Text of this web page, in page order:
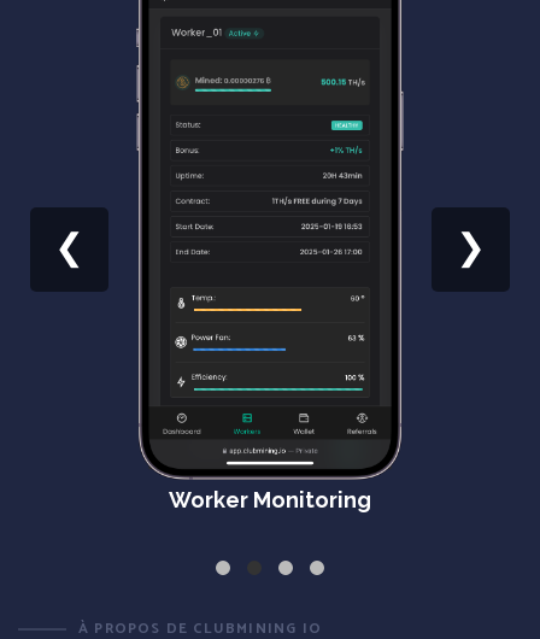
Worker Monitoring
❮ ❯
À PROPOS DE CLUBMINING IO